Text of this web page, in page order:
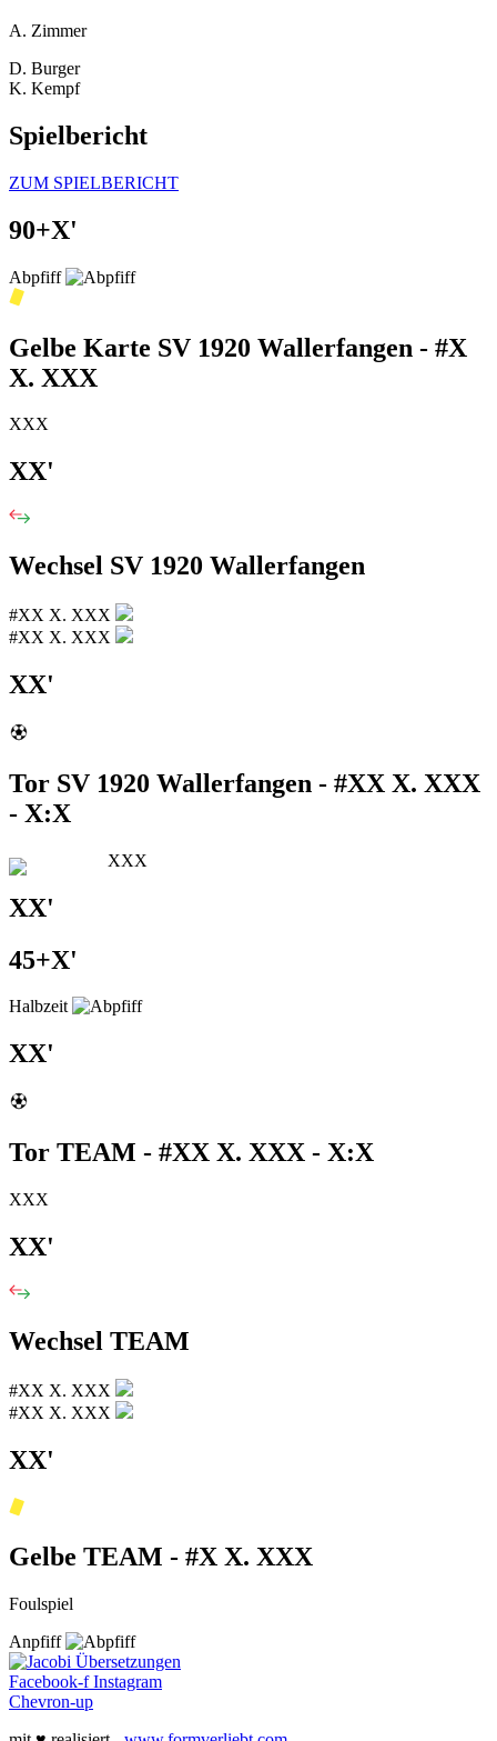
A. Zimmer
D. Burger
K. Kempf
Spielbericht
ZUM SPIELBERICHT
90+X'
Abpfiff
Gelbe Karte SV 1920 Wallerfangen - #X
X. XXX
XXX
XX'
Wechsel SV 1920 Wallerfangen
#XX X. XXX
#XX X. XXX
XX'
Tor SV 1920 Wallerfangen - #XX X. XXX
- X:X
XXX
XX'
45+X'
Halbzeit
XX'
Tor TEAM - #XX X. XXX - X:X
XXX
XX'
Wechsel TEAM
#XX X. XXX
#XX X. XXX
XX'
Gelbe TEAM - #X X. XXX
Foulspiel
Anpfiff
Facebook-f Instagram
Chevron-up